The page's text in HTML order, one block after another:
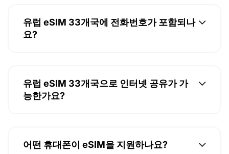
KyivStar Ukraine, MTS Ukraine
유럽 eSIM 33개국에 전화번호가 포함되나
요?
유럽 eSIM 33개국으로 인터넷 공유가 가
능한가요?
어떤 휴대폰이 eSIM을 지원하나요?